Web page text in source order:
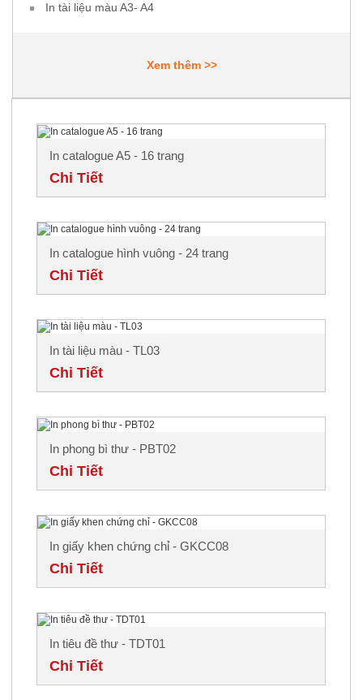
In tài liệu màu A3- A4
Xem thêm >>
In catalogue A5 - 16 trang
Chi Tiết
In catalogue hình vuông - 24 trang
Chi Tiết
In tài liệu màu - TL03
Chi Tiết
In phong bì thư - PBT02
Chi Tiết
In giấy khen chứng chỉ - GKCC08
Chi Tiết
In tiêu đề thư - TDT01
Chi Tiết